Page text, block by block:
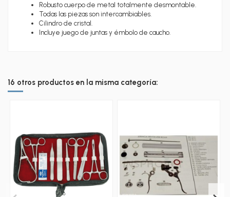
Robusto cuerpo de metal totalmente desmontable.
Todas las piezas son intercambiables.
Cilindro de cristal.
Incluye juego de juntas y émbolo de caucho.
16 otros productos en la misma categoría: